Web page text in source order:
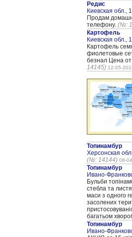
Редис
Киевская обл.,
Продам
телефону. (№:
Картофель
Киевская обл.,
Картофель
фиолетовые
безнал Цена
14145) 12-05-
Топинамбур
Херсонская
(№: 14144) 08-
Топинамбур
Ивано-
Бульби
стебла та
маси з одного
засолених
багатьом
Топинамбур
Ивано-